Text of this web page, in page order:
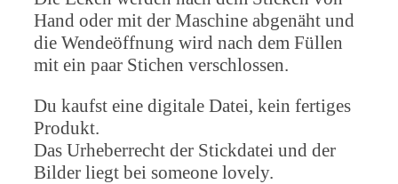
Hand oder mit der Maschine abgenäht und
die Wendeöffnung wird nach dem Füllen
mit ein paar Stichen verschlossen.
Du kaufst eine digitale Datei, kein fertiges
Produkt.
Das Urheberrecht der Stickdatei und der
Bilder liegt bei someone lovely.